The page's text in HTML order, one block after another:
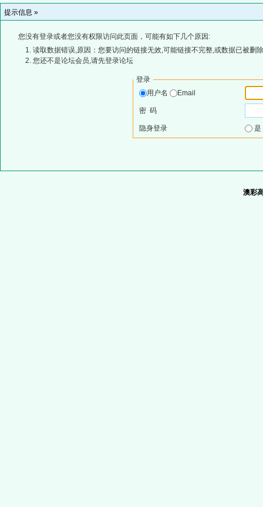
提示信息 »
您没有登录或者您没有权限访问此页面，可能有如下几个原因:
读取数据错误,原因：您要访问的链接无效,可能链接不完整,或数据已被删
您还不是论坛会员,请先登录论坛
登录
用户名
Email
密 码
隐身登录
澳彩